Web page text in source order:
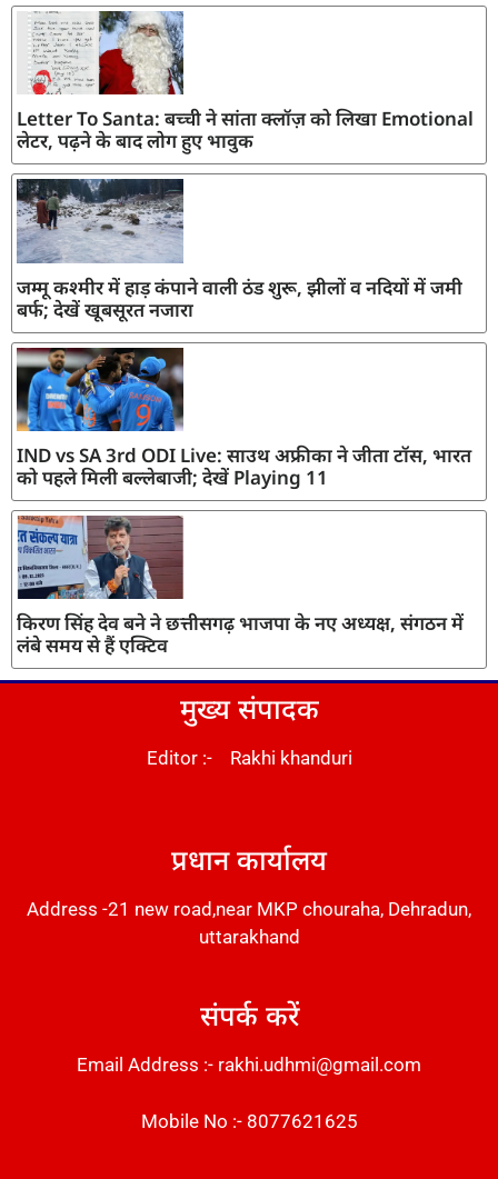
Letter To Santa: बच्ची ने सांता क्लॉज़ को लिखा Emotional
लेटर, पढ़ने के बाद लोग हुए भावुक
जम्मू कश्मीर में हाड़ कंपाने वाली ठंड शुरू, झीलों व नदियों में जमी
बर्फ; देखें खूबसूरत नजारा
IND vs SA 3rd ODI Live: साउथ अफ्रीका ने जीता टॉस, भारत
को पहले मिली बल्लेबाजी; देखें Playing 11
किरण सिंह देव बने ने छत्तीसगढ़ भाजपा के नए अध्यक्ष, संगठन में
लंबे समय से हैं एक्टिव
मुख्य संपादक
Editor :- Rakhi khanduri
प्रधान कार्यालय
Address -21 new road,near MKP chouraha, Dehradun,
uttarakhand
संपर्क करें
Email Address :- rakhi.udhmi@gmail.com
Mobile No :- 8077621625